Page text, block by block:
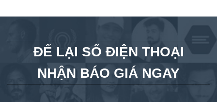
ĐỂ LẠI SỐ ĐIỆN THOẠI
NHẬN BÁO GIÁ NGAY